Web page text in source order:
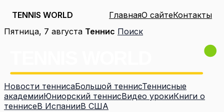
TENNIS WORLD ГлавнаяО сайтеКонтакты
Перейти
Пятница, 7 августа Теннис Поиск
Новости теннисаБольшой теннисТеннисные
академииЮниорский теннисВидео урокиКниги о
теннисеВ ИспанииВ США